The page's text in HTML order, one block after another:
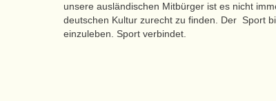
unsere ausländischen Mitbürger ist es nicht
deutschen Kultur zurecht zu finden. Der Sport
einzuleben. Sport verbindet.